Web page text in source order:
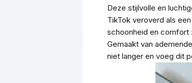
Deze stijlvolle en
TikTok veroverd als
schoonheid en comfort
Gemaakt van
niet langer en voeg dit